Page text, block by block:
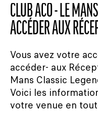
CLUB ACO - LE
ACCÉDER AUX
Vous avez votre
accéder- aux
Mans Classic
Voici les
votre venue en